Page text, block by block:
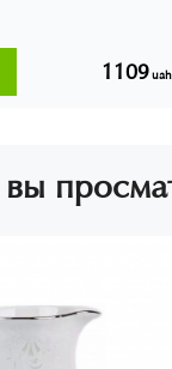
1109uah